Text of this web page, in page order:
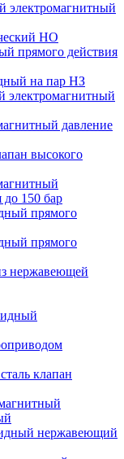
электромагнитный
НО
прямого действия
на пар НЗ
электромагнитный
давление
высокого
до 150 бар
прямого
прямого
нержавеющей
клапан
нержавеющий